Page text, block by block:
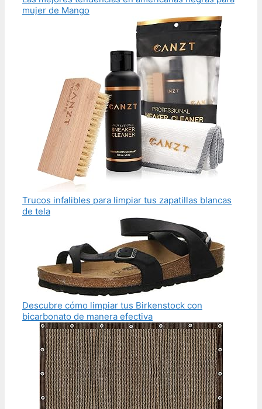
mujer de Mango
Trucos infalibles para limpiar tus zapatillas blancas
de tela
Descubre cómo limpiar tus Birkenstock con
bicarbonato de manera efectiva